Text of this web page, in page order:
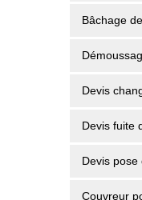
Bâchage
Devis
Devis fuite
Devis
Couvreur